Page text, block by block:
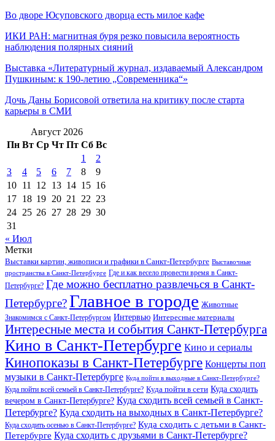
Во дворе Юсуповского дворца есть милое кафе
ИКИ РАН: магнитная буря резко повысила вероятность
наблюдения полярных сияний
Выставка «Литературный журнал, издаваемый Александром
Пушкиным: к 190-летию „Современника“»
Дочь Даны Борисовой ответила на критику после старта
карьеры в СМИ
Август 2026
Пн Вт Ср Чт Пт Сб Вс
1
2
3
4 5 6 7 8
9
10 11 12 13 14 15 16
17 18 19 20 21 22 23
24 25 26 27 28 29 30
31
« Июл
Метки
Выставки картин, живописи и графики в Санкт-Петербурге Выставочные
пространства в Санкт-Петербурге Где и как весело провести время в Санкт-
Петербурге? Где можно бесплатно развлечься в Санкт-
Петербурге?Главное в городе Животные
Знакомимся с Санкт-Петербургом Интервью Интересные материалы
Интересные места и события Санкт-Петербурга
Кино в Санкт-Петербурге Кино и сериалы
Кинопоказы в Санкт-Петербурге Концерты поп
музыки в Санкт-Петербурге Куда пойти в выходные в Санкт-Петербурге?
Куда пойти всей семьей в Санкт-Петербурге? Куда пойти в сети Куда сходить
вечером в Санкт-Петербурге? Куда сходить всей семьей в Санкт-
Петербурге? Куда сходить на выходных в Санкт-Петербурге?
Куда сходить осенью в Санкт-Петербурге? Куда сходить с детьми в Санкт-
Петербурге Куда сходить с друзьями в Санкт-Петербурге?